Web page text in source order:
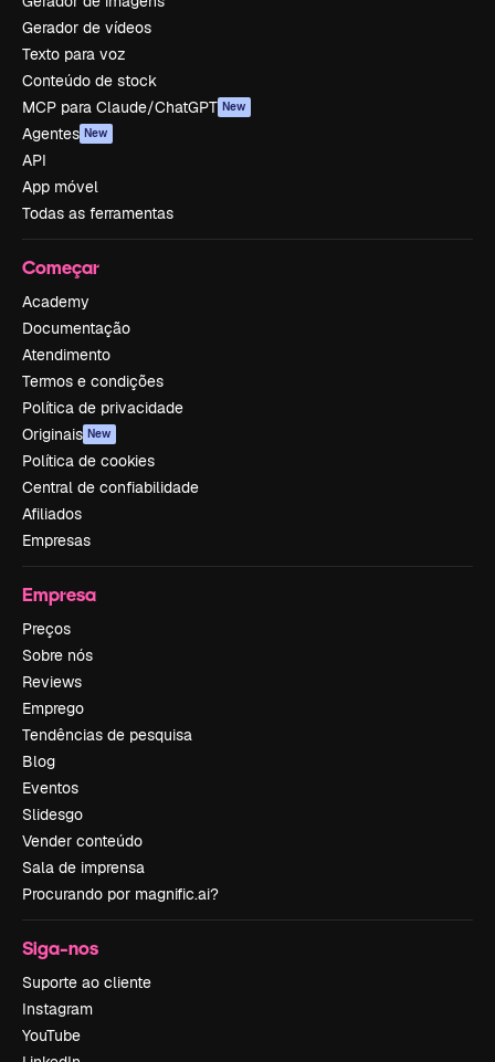
Gerador de vídeos
Texto para voz
Conteúdo de stock
MCP para Claude/ChatGPT New
Agentes New
API
App móvel
Todas as ferramentas
Começar
Academy
Documentação
Atendimento
Termos e condições
Política de privacidade
Originais New
Política de cookies
Central de confiabilidade
Afiliados
Empresas
Empresa
Preços
Sobre nós
Reviews
Emprego
Tendências de pesquisa
Blog
Eventos
Slidesgo
Vender conteúdo
Sala de imprensa
Procurando por magnific.ai?
Siga-nos
Suporte ao cliente
Instagram
YouTube